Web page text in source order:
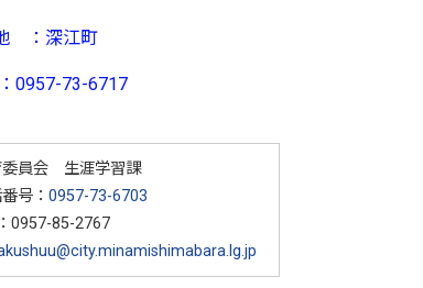
：深江町
0957-73-6717
委員会 生涯学習課
号： 0957-73-6703
0957-85-2767